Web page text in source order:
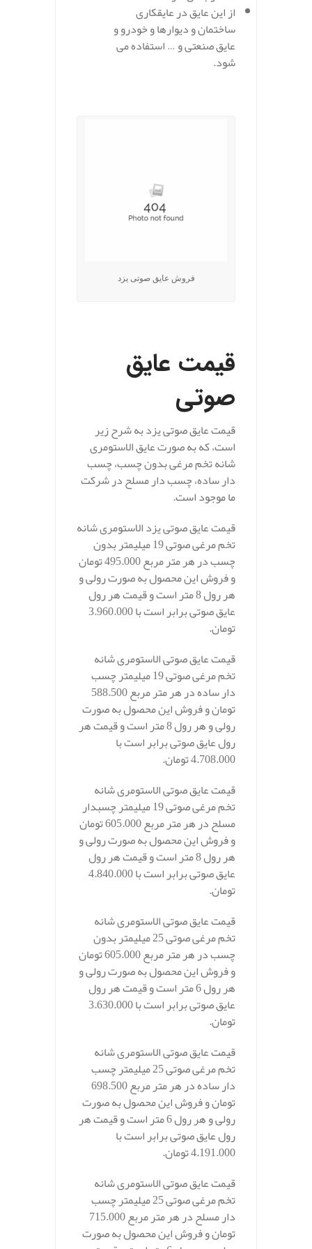
از این عایق در عایقکاری
ساختمان و دیوارها و خودرو و
عایق صنعتی و … استفاده می
شود.
فروش عایق صوتی یزد
قیمت عایق
صوتی
قیمت عایق صوتی یزد به شرح زیر
است، که به صورت عایق الاستومری
شانه تخم مرغی بدون چسب، چسب
دار ساده، چسب دار مسلح در شرکت
ما موجود است.
قیمت عایق صوتی یزد الاستومری شانه
تخم مرغی صوتی 19 میلیمتر بدون
چسب در هر متر مربع 495.000 تومان
و فروش این محصول به صورت رولی و
هر رول 8 متر است و قیمت هر رول
عایق صوتی برابر است با 3.960.000
تومان.
قیمت عایق صوتی الاستومری شانه
تخم مرغی صوتی 19 میلیمتر چسب
دار ساده در هر متر مربع 588.500
تومان و فروش این محصول به صورت
رولی و هر رول 8 متر است و قیمت هر
رول عایق صوتی برابر است با
4.708.000 تومان.
قیمت عایق صوتی الاستومری شانه
تخم مرغی صوتی 19 میلیمتر چسبدار
مسلح در هر متر مربع 605.000 تومان
و فروش این محصول به صورت رولی و
هر رول 8 متر است و قیمت هر رول
عایق صوتی برابر است با 4.840.000
تومان.
قیمت عایق صوتی الاستومری شانه
تخم مرغی صوتی 25 میلیمتر بدون
چسب در هر متر مربع 605.000 تومان
و فروش این محصول به صورت رولی و
هر رول 6 متر است و قیمت هر رول
عایق صوتی برابر است با 3.630.000
تومان.
قیمت عایق صوتی الاستومری شانه
تخم مرغی صوتی 25 میلیمتر چسب
دار ساده در هر متر مربع 698.500
تومان و فروش این محصول به صورت
رولی و هر رول 6 متر است و قیمت هر
رول عایق صوتی برابر است با
4.191.000 تومان.
قیمت عایق صوتی الاستومری شانه
تخم مرغی صوتی 25 میلیمتر چسب
دار مسلح در هر متر مربع 715.000
تومان و فروش این محصول به صورت